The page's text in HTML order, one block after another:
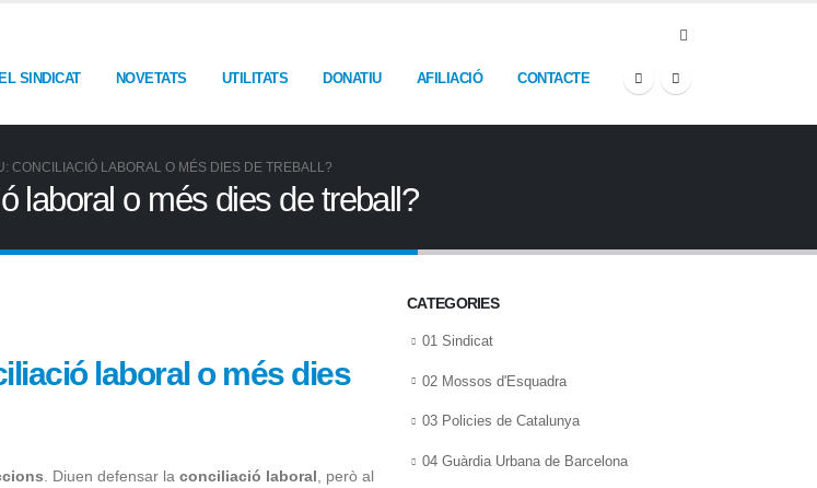
EL SINDICAT NOVETATS UTILITATS DONATIU AFILIACIÓ CONTACTE
CONCILIACIÓ LABORAL O MÉS DIES DE TREBALL?
laboral o més dies de treball?
laboral o més dies
. Diuen defensar la conciliació laboral, però al
CATEGORIES
01 Sindicat
02 Mossos d'Esquadra
03 Policies de Catalunya
04 Guàrdia Urbana de Barcelona